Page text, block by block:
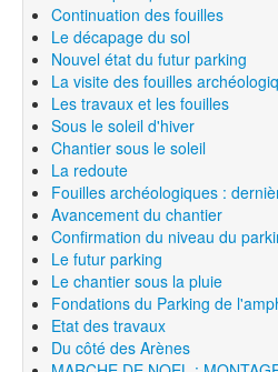
Continuation des fouilles
Le décapage du sol
Nouvel état du futur parking
La visite des fouilles
Les travaux et les fouilles
Sous le soleil d'hiver
Chantier sous le soleil
La redoute
Fouilles archéologiques :
Avancement du chantier
Confirmation du niveau du
Le futur parking
Le chantier sous la pluie
Fondations du Parking de
Etat des travaux
Du côté des Arènes